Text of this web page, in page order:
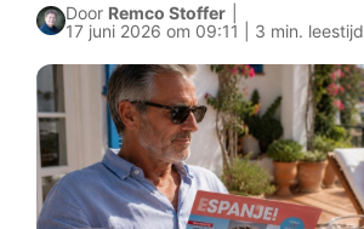
Door Remco Stoffer
17 juni 2026 om 09:11 | 3 min. leestijd